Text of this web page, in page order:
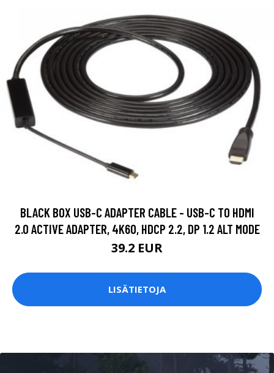
BLACK BOX USB-C ADAPTER CABLE - USB-C TO HDMI
2.0 ACTIVE ADAPTER, 4K60, HDCP 2.2, DP 1.2 ALT MODE
39.2 EUR
LISÄTIETOJA